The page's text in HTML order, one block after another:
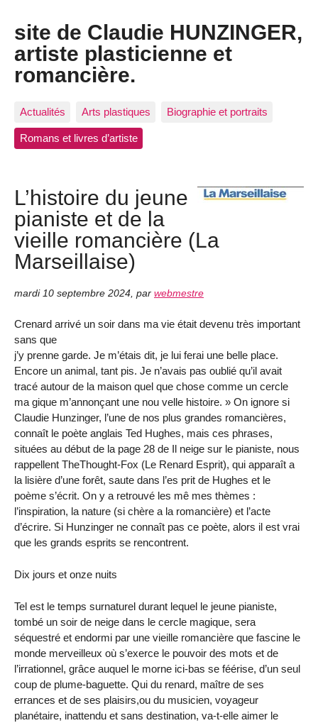
site de Claudie HUNZINGER,
artiste plasticienne et
romancière.
Actualités Arts plastiques Biographie et portraits
Romans et livres d’artiste
L’histoire du jeune
pianiste et de la
vieille romancière (La
Marseillaise)
mardi 10 septembre 2024 par webmestre
Crenard arrivé un soir dans ma vie était devenu très important
sans que
j’y prenne garde. Je m’étais dit, je lui ferai une belle place.
Encore un animal, tant pis. Je n’avais pas oublié qu’il avait
tracé autour de la maison quel que chose comme un cercle
ma gique m’annonçant une nou velle histoire. » On ignore si
Claudie Hunzinger, l’une de nos plus grandes romancières,
connaît le poète anglais Ted Hughes, mais ces phrases,
situées au début de la page 28 de Il neige sur le pianiste, nous
rappellent TheThought-Fox (Le Renard Esprit), qui apparaît a
la lisière d’une forêt, saute dans l’es prit de Hughes et le
poème s’écrit. On y a retrouvé les mê mes thèmes :
l’inspiration, la nature (si chère a la romancière) et l’acte
d’écrire. Si Hunzinger ne connaît pas ce poète, alors il est vrai
que les grands esprits se rencontrent.
Dix jours et onze nuits
Tel est le temps surnaturel durant lequel le jeune pianiste,
tombé un soir de neige dans le cercle magique, sera
séquestré et endormi par une vieille romancière que fascine le
monde merveilleux où s’exerce le pouvoir des mots et de
l’irrationnel, grâce auquel le morne ici-bas se féérise, d’un seul
coup de plume-baguette. Qui du renard, maître de ses
errances et de ses plaisirs,ou du musicien, voyageur
planétaire, inattendu et sans destination, va-t-elle aimer le